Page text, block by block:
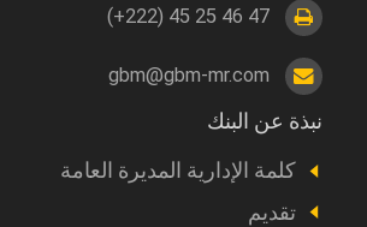
(+222) 45 25 46 47
gbm@gbm-mr.com
Footer
a
propos
نبذة عن البنك
كلمة الإدارية المديرة العامة
تقديم